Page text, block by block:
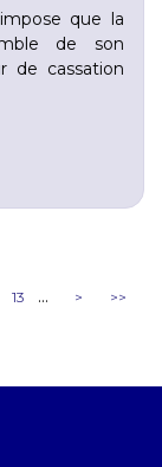
que la
de son
de cassation
13 ... > >>